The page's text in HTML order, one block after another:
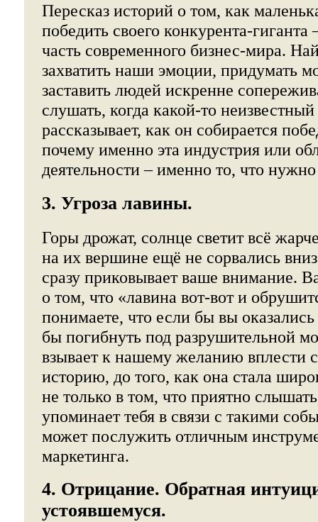
Пересказ историй о том, как
победить своего конкурента-гиганта
часть современного бизнес-мира.
захватить наши эмоции, придумать
заставить людей искренне
слушать, когда какой-то
рассказывает, как он собирается
почему именно эта индустрия или
деятельности – именно то, что
3. Угроза лавины.
Горы дрожат, солнце светит всё
на их вершине ещё не сорвались
сразу приковывает ваше внимание.
о том, что «лавина вот-вот и
понимаете, что если бы вы
бы погибнуть под разрушительной
взывает к нашему желанию вплести
историю, до того, как она стала
не только в том, что приятно
упоминает тебя в связи с такими
может послужить отличным
маркетинга.
4. Отрицание. Обратная
устоявшемуся.